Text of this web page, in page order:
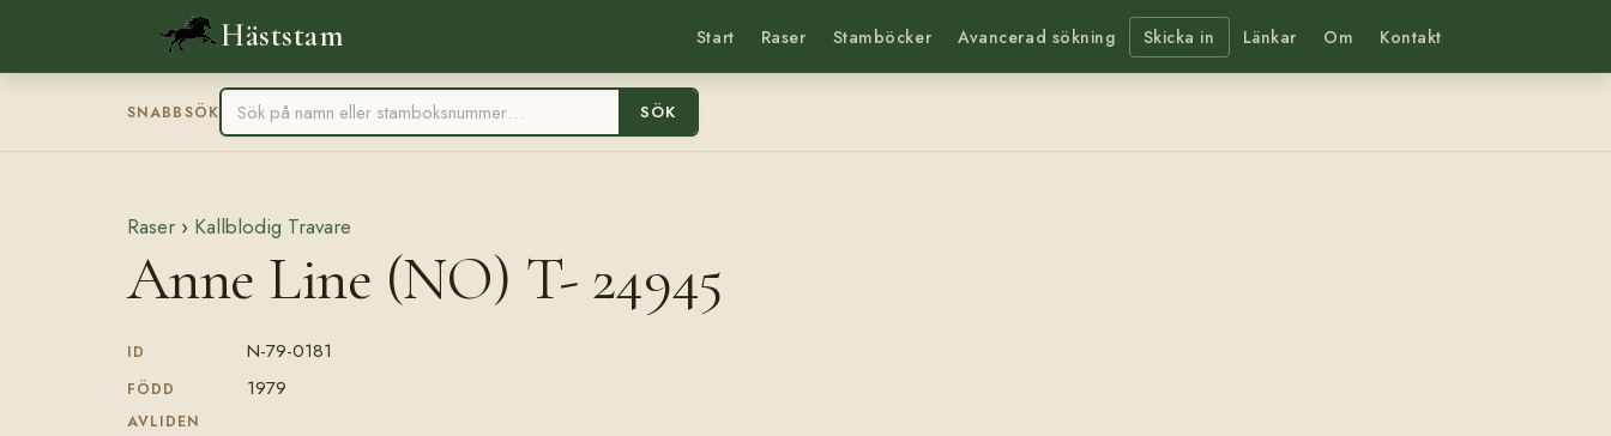
Häststam Start Raser Stamböcker Avancerad sökning Skicka in Länkar Om Kontakt
SNABBSÖK SÖK
Raser › Kallblodig Travare
Anne Line (NO) T- 24945
ID N-79-0181
FÖDD 1979
AVLIDEN